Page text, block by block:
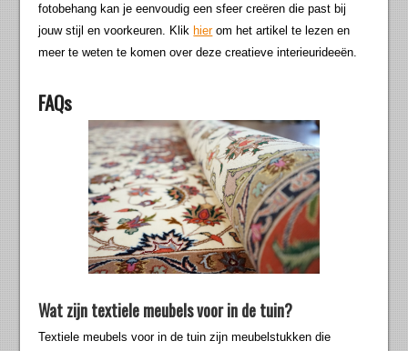
fotobehang kan je eenvoudig een sfeer creëren die past bij
jouw stijl en voorkeuren. Klikhierom het artikel te lezen en
meer te weten te komen over deze creatieve interieurideeën.
FAQs
Wat zijn textiele meubels voor in de tuin?
Textiele meubels voor in de tuin zijn meubelstukken die